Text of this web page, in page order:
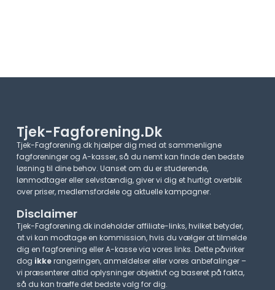
Tjek-Fagforening.dk
Tjek-Fagforening.dk hjælper dig med at sammenligne
fagforeninger og A-kasser, så du nemt kan finde den bedste
løsning til dine behov. Uanset om du er studerende,
lønmodtager eller selvstændig, giver vi dig et hurtigt overblik
over priser, medlemsfordele og aktuelle kampagner.​
Disclaimer
Tjek-Fagforening.dk indeholder affiliate-links, hvilket betyder,
at vi kan modtage en kommission, hvis du vælger at tilmelde
dig en fagforening eller A-kasse via vores links. Dette påvirker
dog ikkerangeringen, anmeldelser eller vores anbefalinger –
vi præsenterer altid oplysninger objektivt og baseret på fakta,
så du kan træffe det bedste valg for dig.